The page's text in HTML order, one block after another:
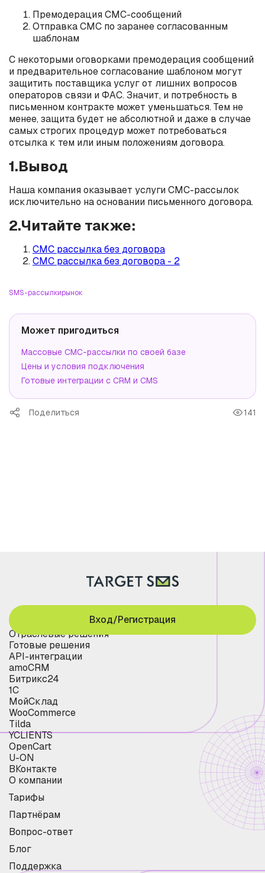
Премодерация СМС-сообщений
Отправка СМС по заранее согласованным
шаблонам
С некоторыми оговорками премодерация сообщений
и предварительное согласование шаблоном могут
защитить поставщика услуг от лишних вопросов
операторов связи и ФАС. Значит, и потребность в
письменном контракте может уменьшаться. Тем не
менее, защита будет не абсолютной и даже в случае
самых строгих процедур может потребоваться
отсылка к тем или иным положениям договора.
1.Вывод
Наша компания оказывает услуги СМС-рассылок
исключительно на основании письменного договора.
2.Читайте также:
СМС рассылка без договора
СМС рассылка без договора - 2
SMS-рассылкирынок
Может пригодиться
Массовые СМС-рассылки по своей базе
Цены и условия подключения
Готовые интеграции с CRM и CMS
Поделиться 141
Отраслевые решения
Готовые решения
API-интеграции
amoCRM
Битрикс24
1С
МойСклад
WooCommerce
Tilda
YCLIENTS
OpenCart
U-ON
ВКонтакте
О компании
Тарифы
Партнёрам
Вопрос-ответ
Блог
Поддержка
Вход/Регистрация